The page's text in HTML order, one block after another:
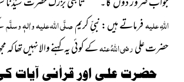
اللہِ علیہفرماتے ہیں : نبیِّ کریمصلَّی اللہ علیہ واٰلہٖ وسلَّم
حضرت علیرضی اللہُ عنہکے کوئی یہ کہنے والا نہیں تھا
حضرت علی اور قراٰنی آیات